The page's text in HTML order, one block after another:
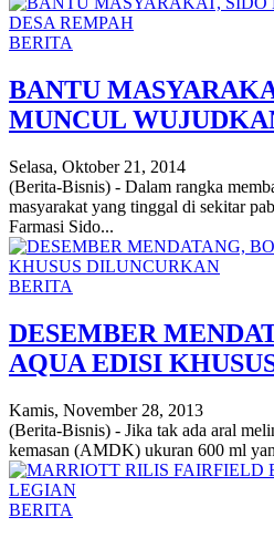
BERITA
BANTU
MUNCUL
Selasa, Oktober 21, 2014
(Berita-Bisnis) - Dalam rangka
masyarakat yang tinggal di sekitar
Farmasi Sido...
BERITA
DESEMBER
AQUA EDISI
Kamis, November 28, 2013
(Berita-Bisnis) - Jika tak ada aral
kemasan (AMDK) ukuran 600 ml
BERITA